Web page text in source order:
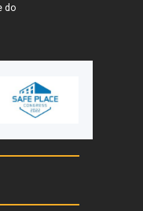
do